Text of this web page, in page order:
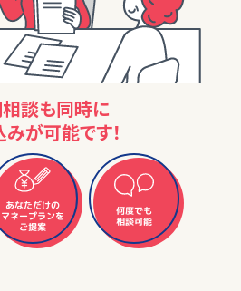
談も同時に
が可能です！
あなただけの
マネープランを
ご提案
何度でも
相談可能